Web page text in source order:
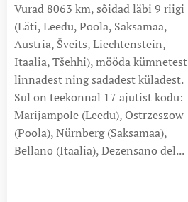
Vurad 8063 km, sõidad läbi 9 riigi
(Läti, Leedu, Poola, Saksamaa,
Austria, Šveits, Liechtenstein,
Itaalia, Tšehhi), mööda kümnetest
linnadest ning sadadest küladest.
Sul on teekonnal 17 ajutist kodu:
Marijampole (Leedu), Ostrzeszow
(Poola), Nürnberg (Saksamaa),
Bellano (Itaalia), Dezensano del...